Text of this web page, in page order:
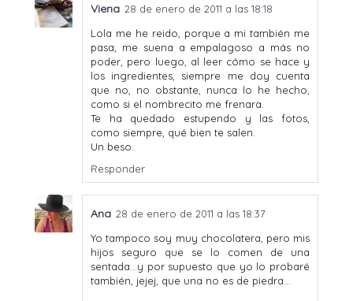
Viena 28 de enero de 2011 a las 18:18
Lola me he reido, porque a mi también me
pasa, me suena a empalagoso a más no
poder, pero luego, al leer cómo se hace y
los ingredientes, siempre me doy cuenta
que no, no obstante, nunca lo he hecho,
como si el nombrecito me frenara.
Te ha quedado estupendo y las fotos,
como siempre, qué bien te salen.
Un beso.
Responder
Ana 28 de enero de 2011 a las 18:37
Yo tampoco soy muy chocolatera, pero mis
hijos seguro que se lo comen de una
sentada...y por supuesto que yo lo probaré
también, jejej, que una no es de piedra...